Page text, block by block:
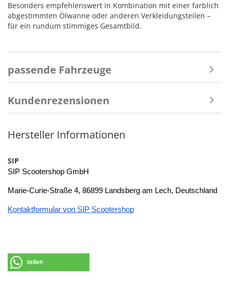
Besonders empfehlenswert in Kombination mit einer farblich
abgestimmten Ölwanne oder anderen Verkleidungsteilen –
für ein rundum stimmiges Gesamtbild.
passende Fahrzeuge
Kundenrezensionen
Hersteller Informationen
SIP
SIP Scootershop GmbH
Marie-Curie-Straße 4, 86899 Landsberg am Lech, Deutschland
Kontaktformular von SIP Scootershop
teilen